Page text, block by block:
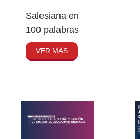
Salesiana en
100 palabras
VER MÁS